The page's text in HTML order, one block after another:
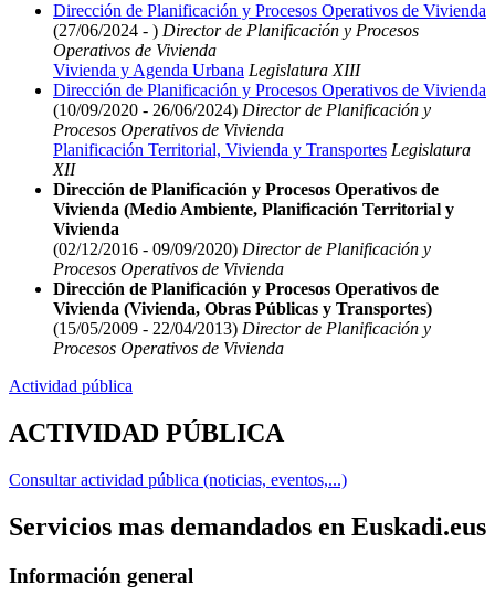
Dirección de Planificación y Procesos Operativos de Vivienda
(27/06/2024 - ) Director de Planificación y Procesos
Operativos de Vivienda
Vivienda y Agenda Urbana Legislatura XIII
Dirección de Planificación y Procesos Operativos de Vivienda
(10/09/2020 - 26/06/2024) Director de Planificación y
Procesos Operativos de Vivienda
Planificación Territorial, Vivienda y Transportes Legislatura
XII
Dirección de Planificación y Procesos Operativos de
Vivienda (Medio Ambiente, Planificación Territorial y
Vivienda
(02/12/2016 - 09/09/2020) Director de Planificación y
Procesos Operativos de Vivienda
Dirección de Planificación y Procesos Operativos de
Vivienda (Vivienda, Obras Públicas y Transportes)
(15/05/2009 - 22/04/2013) Director de Planificación y
Procesos Operativos de Vivienda
Actividad pública
ACTIVIDAD PÚBLICA
Consultar actividad pública (noticias, eventos,...)
Servicios mas demandados en Euskadi.eus
Información general